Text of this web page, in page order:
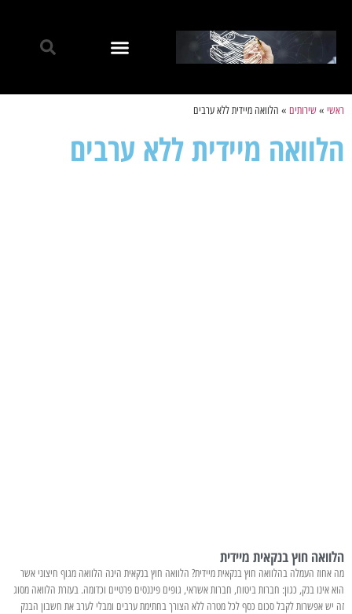
ראשי »שירותים » הלוואה מיידית ללא ערבים
הלוואה מיידית ללא ערבים
הלוואה חוץ בנקאית מיידית
מה אחוז העמלה בהלוואה חוץ בנקאית מיידית? הלוואה חוץ בנקאית הינה הלוואה מגוף חיצוני אשר
הוא אינו בנק, כגון: חברות ביטוח, חברות אשראי, גופים פיננסים פרטיים וכדומה. בעזרת הלוואה מסוג
זה יש אפשרות לקבל סכום כסף לכל מטרה ללא הצורך בחתימת ערבים ומבלי לערב את חשבון הבנק